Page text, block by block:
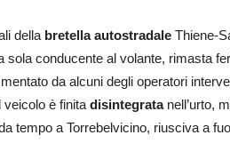
della bretella autostradale Thiene-
sola conducente al volante, rimasta
da alcuni degli operatori
veicolo è finita disintegratanell’urto,
tempo a Torrebelvicino, riusciva a